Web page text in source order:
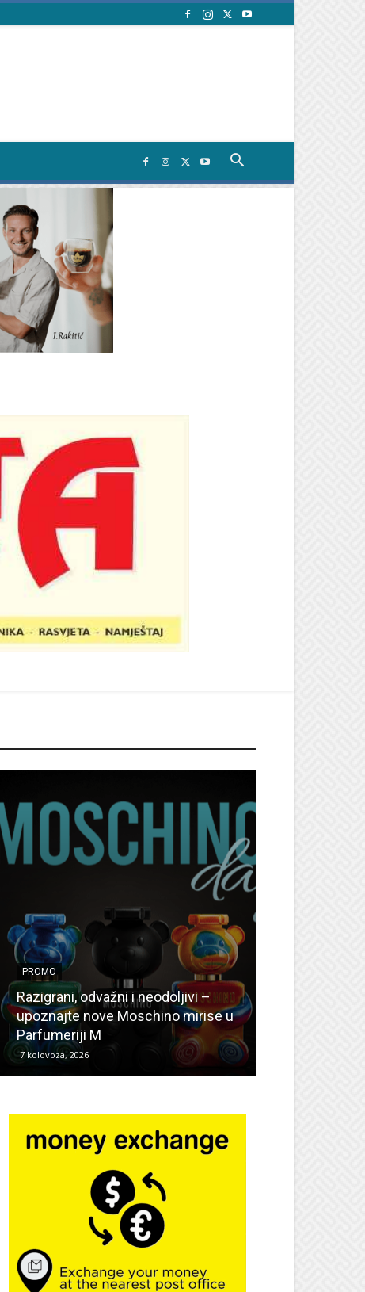
PROMO
Razigrani, odvažni i neodoljivi –
upoznajte nove Moschino mirise u
Parfumeriji M
7 kolovoza, 2026